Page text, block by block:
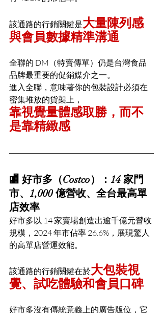
該通路的行銷關鍵是大量陳列感
與會員數據精準溝通
全聯的 DM（特賣傳單）仍是台灣食品
品牌最重要的促銷媒介之一。
進入全聯，意味著你的包裝設計必須在
密集堆放的貨架上，
靠視覺量體感取勝，而不
是靠精緻感
🏬 好市多（Costco）：14 家門
市、1,000 億營收、全台最高單
店效率
好市多以 14 家賣場創造出逾千億元營收
規模，2024 年市佔率 26.6%，展現驚人
的高單店營運效能。
該通路的行銷關鍵在於大包裝視
覺、試吃體驗和會員口碑
好市多沒有傳統意義上的廣告版位，它